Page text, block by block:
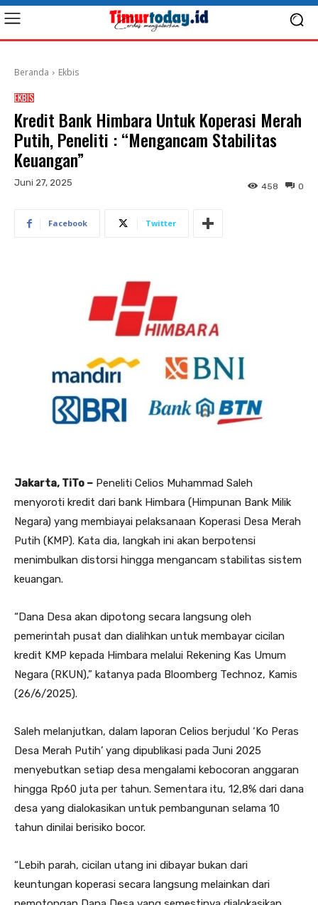
Beranda Ekbis
EKBIS
Kredit Bank Himbara Untuk Koperasi Merah
Putih, Peneliti : “Mengancam Stabilitas
Keuangan”
Juni 27, 2025 0
458
Facebook Twitter
Jakarta, TiTo – Peneliti Celios Muhammad Saleh
menyoroti kredit dari bank Himbara (Himpunan Bank Milik
Negara) yang membiayai pelaksanaan Koperasi Desa Merah
Putih (KMP). Kata dia, langkah ini akan berpotensi
menimbulkan distorsi hingga mengancam stabilitas sistem
keuangan.
“Dana Desa akan dipotong secara langsung oleh
pemerintah pusat dan dialihkan untuk membayar cicilan
kredit KMP kepada Himbara melalui Rekening Kas Umum
Negara (RKUN),” katanya pada Bloomberg Technoz, Kamis
(26/6/2025).
Saleh melanjutkan, dalam laporan Celios berjudul ‘Ko Peras
Desa Merah Putih’ yang dipublikasi pada Juni 2025
menyebutkan setiap desa mengalami kebocoran anggaran
hingga Rp60 juta per tahun. Sementara itu, 12,8% dari dana
desa yang dialokasikan untuk pembangunan selama 10
tahun dinilai berisiko bocor.
“Lebih parah, cicilan utang ini dibayar bukan dari
keuntungan koperasi secara langsung melainkan dari